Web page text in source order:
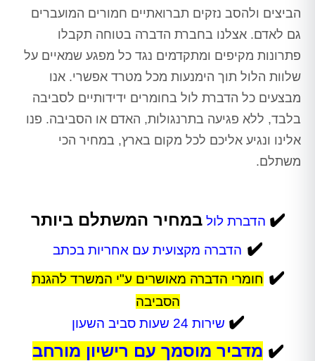
הביצים ולהסב נזקים תברואתיים חמורים המועברים
גם לאדם. אצלנו בחברת הדברה בטוחה תקבלו
פתרונות מקיפים ומתקדמים נגד כל מפגע שמאיים על
שלוות הלול תוך הימנעות מכל מטרד אפשרי. אנו
מבצעים כל הדברת לול בחומרים ידידותיים לסביבה
בלבד, ללא פגיעה בתרנגולות, האדם או הסביבה. פנו
אלינו ונגיע אליכם לכל מקום בארץ, במחיר הכי
משתלם.
✔️ הדברת לולבמחיר המשתלם ביותר
✔️ הדברה מקצועית עם אחריות בכתב
✔️חומרי הדברה מאושרים ע"י המשרד להגנת
הסביבה
✔️ שירות 24 שעות סביב השעון
✔️ מדביר מוסמך עם רישיון מורחב